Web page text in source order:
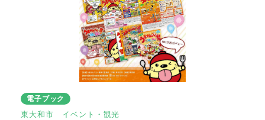
電子ブック
東大和市 イベント・観光